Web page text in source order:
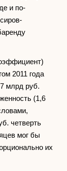
и по-
2011 года
млрд руб.
(1,6
четверть
мог бы
их